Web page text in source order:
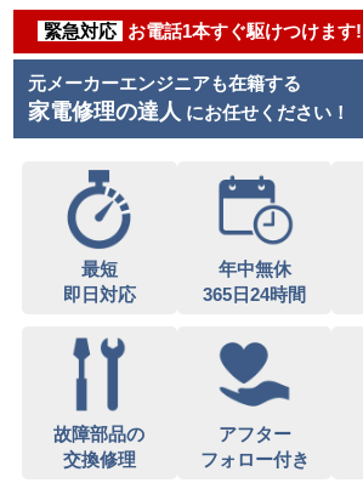
緊急対応 お電話1本すぐ駆けつけます!
元メーカーエンジニアも在籍する
家電修理の達人 にお任せください！
最短
即日対応
年中無休
365日24時間
故障部品の
交換修理
アフター
フォロー付き